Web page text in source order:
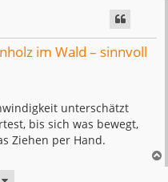
im Wald – sinnvoll
unterschätzt
bis sich was bewegt,
Ziehen per Hand.